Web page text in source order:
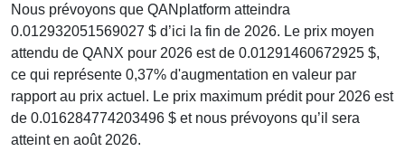
Nous prévoyons que QANplatform atteindra
0.012932051569027 $ d’ici la fin de 2026. Le prix moyen
attendu de QANX pour 2026 est de 0.01291460672925 $,
ce qui représente 0,37% d'augmentation en valeur par
rapport au prix actuel. Le prix maximum prédit pour 2026 est
de 0.016284774203496 $ et nous prévoyons qu’il sera
atteint en août 2026.